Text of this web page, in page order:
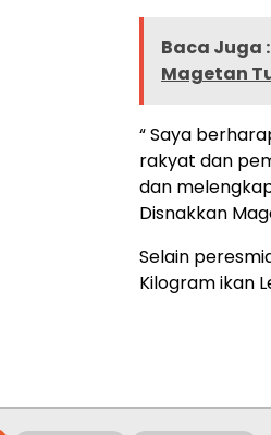
Baca Juga :
Magetan
“ Saya
rakyat dan
dan
Disnakkan
Selain
Kilogram ikan